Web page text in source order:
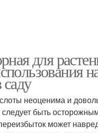
для
неоценима и
быть
может